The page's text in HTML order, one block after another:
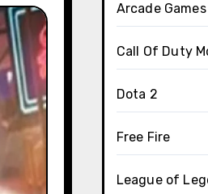
Arcade Games
Call Of Duty
Dota 2
Free Fire
League of